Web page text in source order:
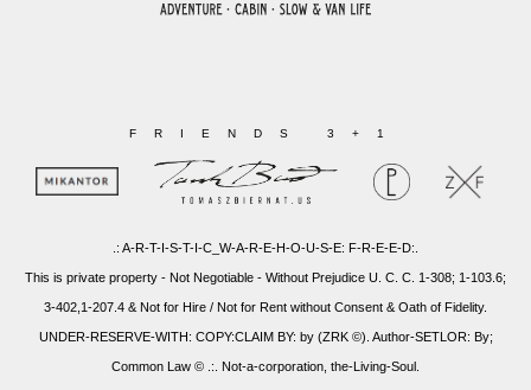
FRIENDS 3+1
.: A-R-T-I-S-T-I-C_W-A-R-E-H-O-U-S-E: F-R-E-E-D:.
This is private property - Not Negotiable - Without Prejudice U. C. C. 1-308; 1-103.6;
3-402,1-207.4 & Not for Hire / Not for Rent without Consent & Oath of Fidelity.
UNDER-RESERVE-WITH: COPY:CLAIM BY: by (ZRK ©). Author-SETLOR: By;
Common Law © .:. Not-a-corporation, the-Living-Soul.